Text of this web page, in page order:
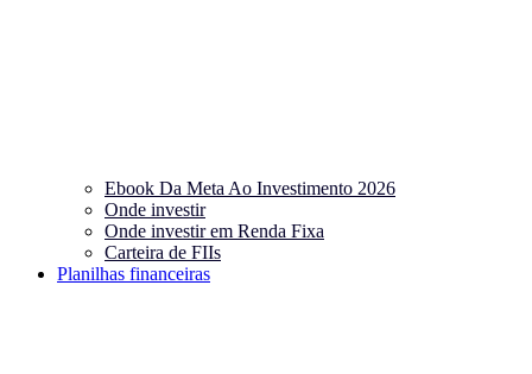
Ebook Da Meta Ao Investimento 2026
Onde investir
Onde investir em Renda Fixa
Carteira de FIIs
Planilhas financeiras